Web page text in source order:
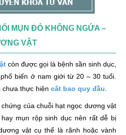
MỤN ĐỎ KHÔNG NGỨA –
VẬT
còn được gọi là bệnh sần sinh dục,
biến ở nam giới từ 20 – 30 tuổi.
thực hiện cắt bao quy đầu
của chuỗi hạt ngọc dương vật
mụn rộp sinh dục nên rất dễ bị
vật cụ thể là rãnh hoặc vành